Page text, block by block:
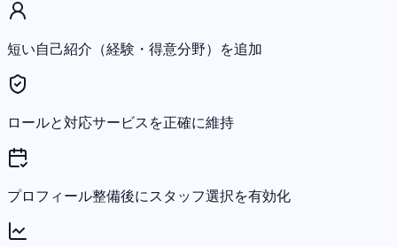
短い自己紹介（経験・得意分野）を追加
ロールと対応サービスを正確に維持
プロフィール整備後にスタッフ選択を有効化